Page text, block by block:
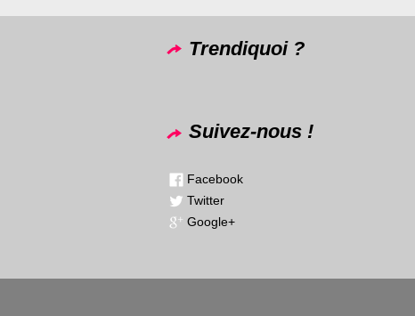
Trendiquoi ?
Suivez-nous !
Facebook
Twitter
Google+